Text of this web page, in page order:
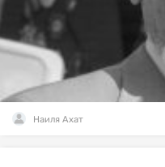
Наиля Ахат